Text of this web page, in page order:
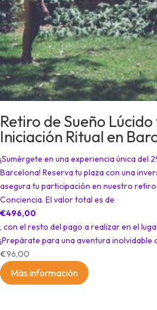
Retiro de Sueño
Iniciación Ritual en
¡Sumérgete en una experiencia única del
Barcelona! Reserva tu plaza con una
asegura tu participación en nuestro
Conciencia. El valor total es de
€496,00
, con el resto del pago a realizar en el
¡Prepárate para una aventura inolvidable
€96,00
Más información